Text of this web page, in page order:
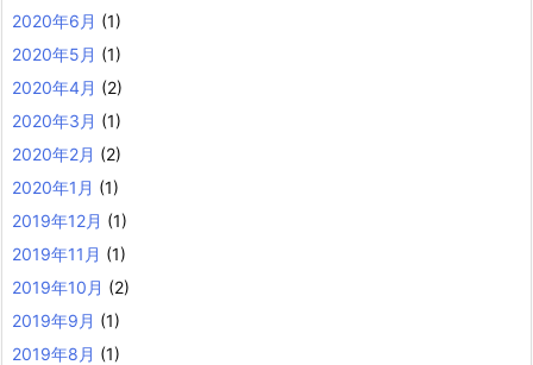
2020年6月 (1)
2020年5月 (1)
2020年4月 (2)
2020年3月 (1)
2020年2月 (2)
2020年1月 (1)
2019年12月 (1)
2019年11月 (1)
2019年10月 (2)
2019年9月 (1)
2019年8月 (1)